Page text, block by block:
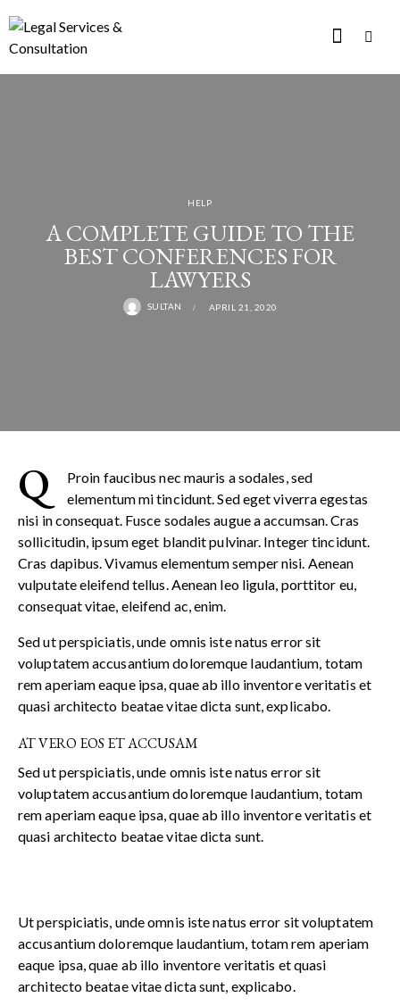
HELP
A COMPLETE GUIDE TO THE
BEST CONFERENCES FOR
LAWYERS
SULTAN APRIL 21, 2020
Q
Proin faucibus nec mauris a sodales, sed
elementum mi tincidunt. Sed eget viverra egestas
nisi in consequat. Fusce sodales augue a accumsan. Cras
sollicitudin, ipsum eget blandit pulvinar. Integer tincidunt.
Cras dapibus. Vivamus elementum semper nisi. Aenean
vulputate eleifend tellus. Aenean leo ligula, porttitor eu,
consequat vitae, eleifend ac, enim.
Sed ut perspiciatis, unde omnis iste natus error sit
voluptatem accusantium doloremque laudantium, totam
rem aperiam eaque ipsa, quae ab illo inventore veritatis et
quasi architecto beatae vitae dicta sunt, explicabo.
AT VERO EOS ET ACCUSAM
Sed ut perspiciatis, unde omnis iste natus error sit
voluptatem accusantium doloremque laudantium, totam
rem aperiam eaque ipsa, quae ab illo inventore veritatis et
quasi architecto beatae vitae dicta sunt.
Ut perspiciatis, unde omnis iste natus error sit voluptatem
accusantium doloremque laudantium, totam rem aperiam
eaque ipsa, quae ab illo inventore veritatis et quasi
architecto beatae vitae dicta sunt, explicabo.